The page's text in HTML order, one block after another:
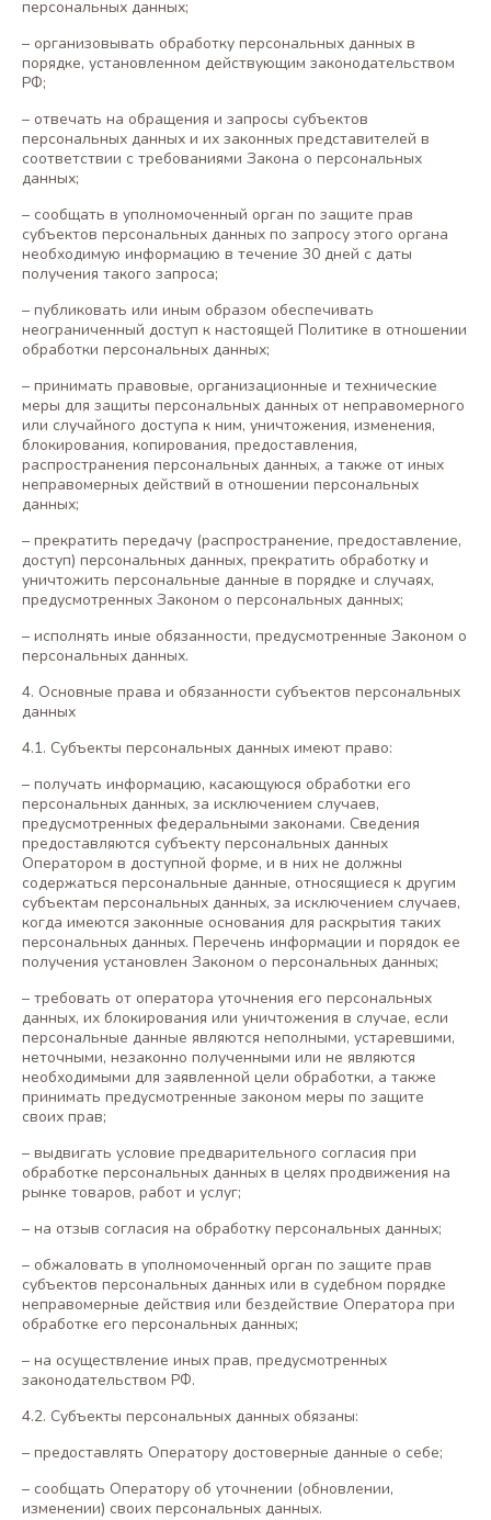
персональных данных;
– организовывать обработку персональных данных в
порядке, установленном действующим законодательством
РФ;
– отвечать на обращения и запросы субъектов
персональных данных и их законных представителей в
соответствии с требованиями Закона о персональных
данных;
– сообщать в уполномоченный орган по защите прав
субъектов персональных данных по запросу этого органа
необходимую информацию в течение 30 дней с даты
получения такого запроса;
– публиковать или иным образом обеспечивать
неограниченный доступ к настоящей Политике в отношении
обработки персональных данных;
– принимать правовые, организационные и технические
меры для защиты персональных данных от неправомерного
или случайного доступа к ним, уничтожения, изменения,
блокирования, копирования, предоставления,
распространения персональных данных, а также от иных
неправомерных действий в отношении персональных
данных;
– прекратить передачу (распространение, предоставление,
доступ) персональных данных, прекратить обработку и
уничтожить персональные данные в порядке и случаях,
предусмотренных Законом о персональных данных;
– исполнять иные обязанности, предусмотренные Законом о
персональных данных.
4. Основные права и обязанности субъектов персональных
данных
4.1. Субъекты персональных данных имеют право:
– получать информацию, касающуюся обработки его
персональных данных, за исключением случаев,
предусмотренных федеральными законами. Сведения
предоставляются субъекту персональных данных
Оператором в доступной форме, и в них не должны
содержаться персональные данные, относящиеся к другим
субъектам персональных данных, за исключением случаев,
когда имеются законные основания для раскрытия таких
персональных данных. Перечень информации и порядок ее
получения установлен Законом о персональных данных;
– требовать от оператора уточнения его персональных
данных, их блокирования или уничтожения в случае, если
персональные данные являются неполными, устаревшими,
неточными, незаконно полученными или не являются
необходимыми для заявленной цели обработки, а также
принимать предусмотренные законом меры по защите
своих прав;
– выдвигать условие предварительного согласия при
обработке персональных данных в целях продвижения на
рынке товаров, работ и услуг;
– на отзыв согласия на обработку персональных данных;
– обжаловать в уполномоченный орган по защите прав
субъектов персональных данных или в судебном порядке
неправомерные действия или бездействие Оператора при
обработке его персональных данных;
– на осуществление иных прав, предусмотренных
законодательством РФ.
4.2. Субъекты персональных данных обязаны:
– предоставлять Оператору достоверные данные о себе;
– сообщать Оператору об уточнении (обновлении,
изменении) своих персональных данных.